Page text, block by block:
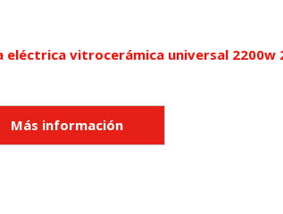
eléctrica vitrocerámica universal 2200w